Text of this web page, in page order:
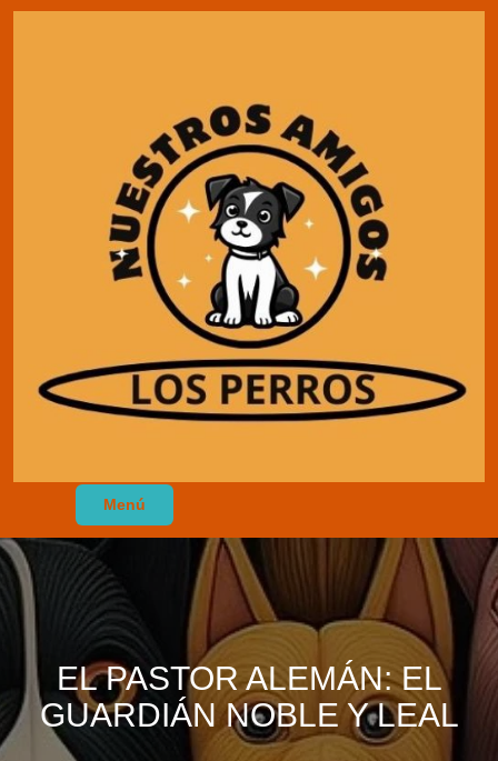
Menú
EL PASTOR ALEMÁN: EL
GUARDIÁN NOBLE Y LEAL